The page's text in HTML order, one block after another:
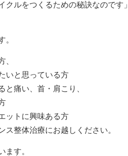
ルをつくるための秘訣なのです」
。
、
いと思っている方
と痛い、首・肩こり、
ットに興味ある方
整体治療にお越しください。
ます。